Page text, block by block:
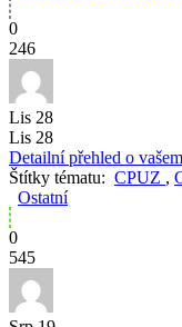
0
246
Lis 28
Lis 28
Detailní přehled o
Štítky tématu: CPUZ ,
Ostatní
0
545